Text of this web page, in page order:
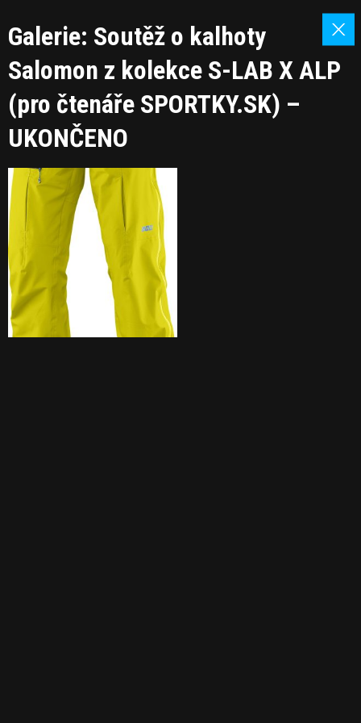
Galerie: Soutěž o kalhoty
Salomon z kolekce S-LAB X ALP
(pro čtenáře SPORTKY.SK) –
UKONČENO